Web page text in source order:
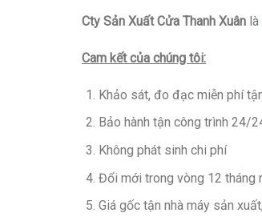
Cty Sản Xuất Cửa Thanh Xuân là
Cam kết của chúng tôi:
Khảo sát, đo đạc miễn phí
Bảo hành tận công trình 24/
Không phát sinh chi phí
Đổi mới trong vòng 12 tháng
Giá gốc tận nhà máy sản